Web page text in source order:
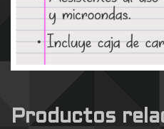
Productos